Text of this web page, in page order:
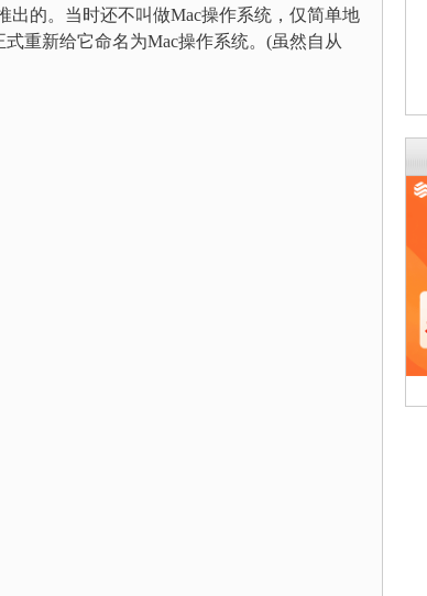
出的。当时还不叫做Mac操作系统，仅简单地
重新给它命名为Mac操作系统。(虽然自从